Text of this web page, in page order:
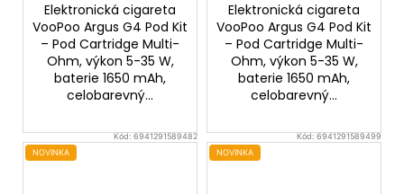
Elektronická cigareta
VooPoo Argus G4 Pod Kit
– Pod Cartridge Multi-
Ohm, výkon 5-35 W,
baterie 1650 mAh,
celobarevný...
Elektronická cigareta
VooPoo Argus G4 Pod Kit
– Pod Cartridge Multi-
Ohm, výkon 5-35 W,
baterie 1650 mAh,
celobarevný...
Kód:6941291589482
NOVINKA
Kód:6941291589499
NOVINKA